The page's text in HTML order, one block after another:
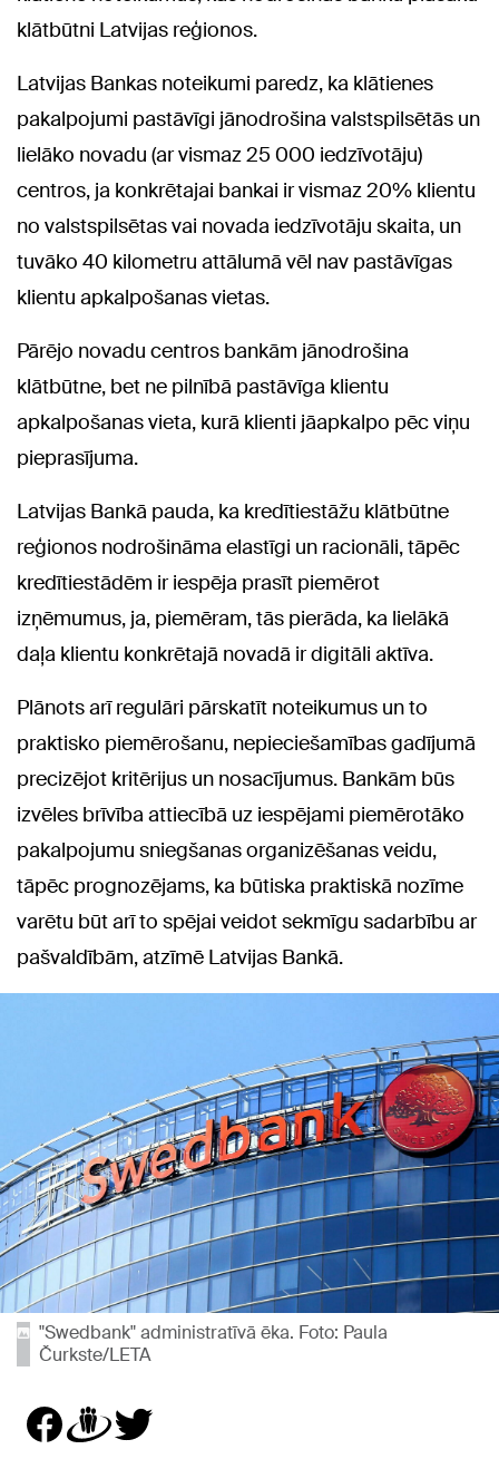
klātbūtni Latvijas reģionos.
Latvijas Bankas noteikumi paredz, ka klātienes
pakalpojumi pastāvīgi jānodrošina valstspilsētās un
lielāko novadu (ar vismaz 25 000 iedzīvotāju)
centros, ja konkrētajai bankai ir vismaz 20% klientu
no valstspilsētas vai novada iedzīvotāju skaita, un
tuvāko 40 kilometru attālumā vēl nav pastāvīgas
klientu apkalpošanas vietas.
Pārējo novadu centros bankām jānodrošina
klātbūtne, bet ne pilnībā pastāvīga klientu
apkalpošanas vieta, kurā klienti jāapkalpo pēc viņu
pieprasījuma.
Latvijas Bankā pauda, ka kredītiestāžu klātbūtne
reģionos nodrošināma elastīgi un racionāli, tāpēc
kredītiestādēm ir iespēja prasīt piemērot
izņēmumus, ja, piemēram, tās pierāda, ka lielākā
daļa klientu konkrētajā novadā ir digitāli aktīva.
Plānots arī regulāri pārskatīt noteikumus un to
praktisko piemērošanu, nepieciešamības gadījumā
precizējot kritērijus un nosacījumus. Bankām būs
izvēles brīvība attiecībā uz iespējami piemērotāko
pakalpojumu sniegšanas organizēšanas veidu,
tāpēc prognozējams, ka būtiska praktiskā nozīme
varētu būt arī to spējai veidot sekmīgu sadarbību ar
pašvaldībām, atzīmē Latvijas Bankā.
"Swedbank" administratīvā ēka. Foto: Paula
Čurkste/LETA